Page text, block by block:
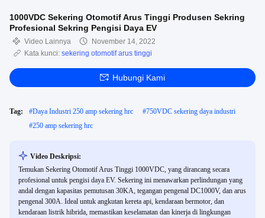
1000VDC Sekering Otomotif Arus Tinggi Produsen Sekring
Profesional Sekring Pengisi Daya EV
Video Lainnya
November 14, 2022
Kata kunci: sekering otomotif arus tinggi
Hubungi Kami
Tag: #Daya Industri 250 amp sekering hrc #750VDC sekering daya industri
#250 amp sekering hrc
Video Deskripsi:
Temukan Sekering Otomotif Arus Tinggi 1000VDC, yang dirancang secara
profesional untuk pengisi daya EV. Sekering ini menawarkan perlindungan yang
andal dengan kapasitas pemutusan 30KA, tegangan pengenal DC1000V, dan arus
pengenal 300A. Ideal untuk angkutan kereta api, kendaraan bermotor, dan
kendaraan listrik hibrida, memastikan keselamatan dan kinerja di lingkungan